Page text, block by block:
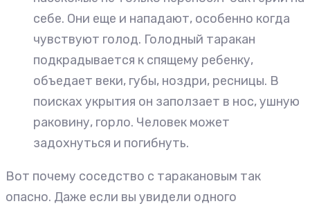
себе. Они еще и нападают, особенно когда
чувствуют голод. Голодный таракан
подкрадывается к спящему ребенку,
объедает веки, губы, ноздри, ресницы. В
поисках укрытия он заползает в нос, ушную
раковину, горло. Человек может
задохнуться и погибнуть.
Вот почему соседство с таракановым так
опасно. Даже если вы увидели одного